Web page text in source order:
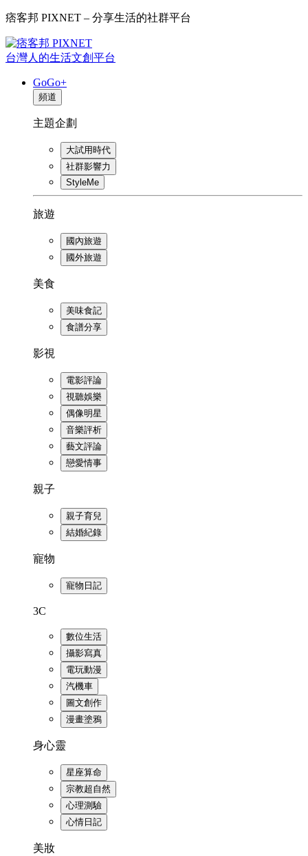
痞客邦 PIXNET – 分享生活的社群平台
台灣人的生活文創平台
GoGo+
頻道
主題企劃
大試用時代
社群影響力
StyleMe
旅遊
國內旅遊
國外旅遊
美食
美味食記
食譜分享
影視
電影評論
視聽娛樂
偶像明星
音樂評析
藝文評論
戀愛情事
親子
親子育兒
結婚紀錄
寵物
寵物日記
3C
數位生活
攝影寫真
電玩動漫
汽機車
圖文創作
漫畫塗鴉
身心靈
星座算命
宗教超自然
心理測驗
心情日記
美妝